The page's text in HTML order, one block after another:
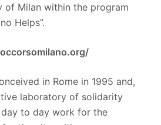
of Milan within the program
Helps”.
in Rome in 1995 and,
laboratory of solidarity
to day work for the